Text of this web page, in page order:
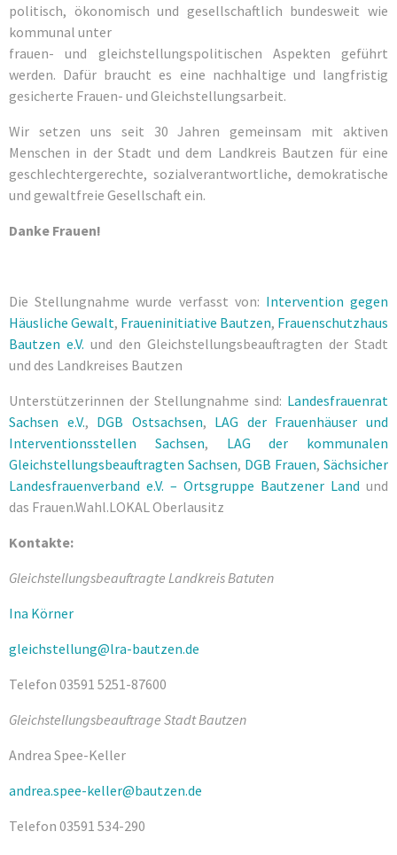
politisch, ökonomisch und gesellschaftlich bundesweit wie
kommunal unter
frauen- und gleichstellungspolitischen Aspekten geführt
werden. Dafür braucht es eine nachhaltige und langfristig
gesicherte Frauen- und Gleichstellungsarbeit.
Wir setzen uns seit 30 Jahren gemeinsam mit aktiven
Menschen in der Stadt und dem Landkreis Bautzen für eine
geschlechtergerechte, sozialverantwortliche, demokratische
und gewaltfreie Gesellschaft ein.
Danke Frauen!
Die Stellungnahme wurde verfasst von: Intervention gegen
Häusliche Gewalt, Fraueninitiative Bautzen, Frauenschutzhaus
Bautzen e.V. und den Gleichstellungsbeauftragten der Stadt
und des Landkreises Bautzen
Unterstützerinnen der Stellungnahme sind: Landesfrauenrat
Sachsen e.V., DGB Ostsachsen, LAG der Frauenhäuser und
Interventionsstellen Sachsen, LAG der kommunalen
Gleichstellungsbeauftragten Sachsen, DGB Frauen, Sächsicher
Landesfrauenverband e.V. – Ortsgruppe Bautzener Land und
das Frauen.Wahl.LOKAL Oberlausitz
Kontakte:
Gleichstellungsbeauftragte Landkreis Batuten
Ina Körner
gleichstellung@lra-bautzen.de
Telefon 03591 5251-87600
Gleichstellungsbeauftrage Stadt Bautzen
Andrea Spee-Keller
andrea.spee-keller@bautzen.de
Telefon 03591 534-290